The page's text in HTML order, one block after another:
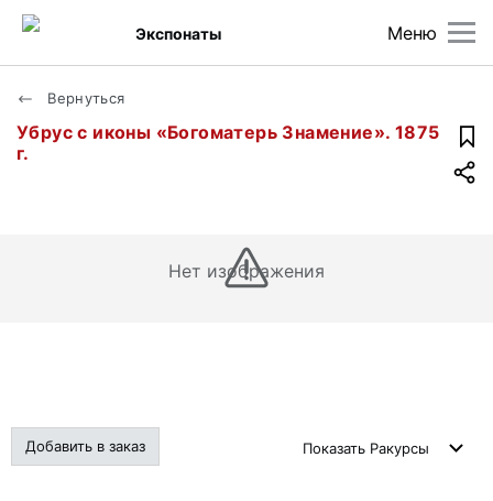
Меню
Экспонаты
Вернуться
Убрус с иконы «Богоматерь Знамение». 1875
г.
Нет изображения
Добавить в заказ Показать Ракурсы